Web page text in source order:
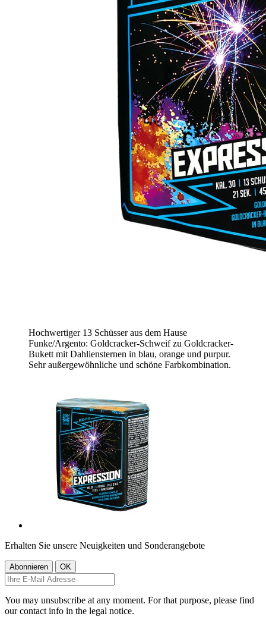
Hochwertiger 13 Schüsser aus dem Hause
Funke/Argento: Goldcracker-Schweif zu Goldcracker-
Bukett mit Dahliensternen in blau, orange und purpur.
Sehr außergewöhnliche und schöne Farbkombination.
Erhalten Sie unsere Neuigkeiten und Sonderangebote
You may unsubscribe at any moment. For that purpose, please find
our contact info in the legal notice.